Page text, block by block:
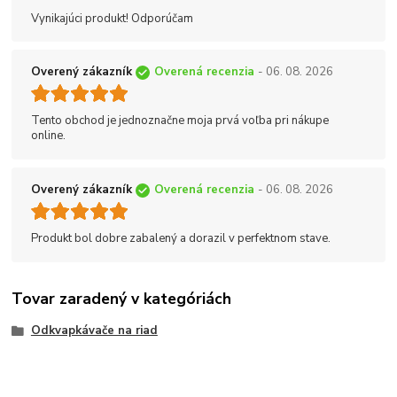
Vynikajúci produkt! Odporúčam
Overený zákazník Overená recenzia - 06. 08. 2026
Tento obchod je jednoznačne moja prvá voľba pri nákupe
online.
Overený zákazník Overená recenzia - 06. 08. 2026
Produkt bol dobre zabalený a dorazil v perfektnom stave.
Tovar zaradený v kategóriách
Odkvapkávače na riad